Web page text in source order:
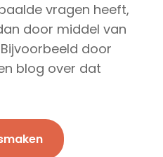
vragen heeft,
door middel van
door
blog over dat